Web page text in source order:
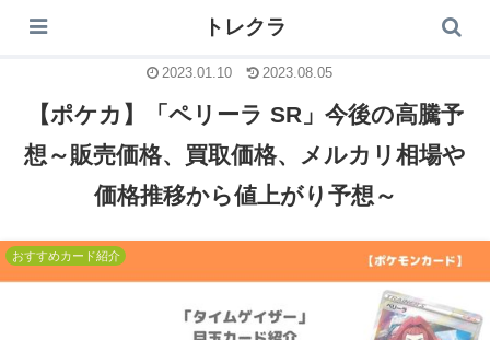
トレクラ
【ポケカ】「ペリーラ SR」今後の高騰予
想～販売価格、買取価格、メルカリ相場や
価格推移から値上がり予想～
おすすめカード紹介
2023.01.10 2023.08.05
トレクラ